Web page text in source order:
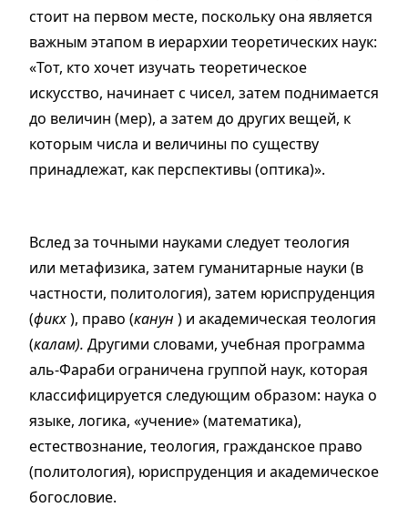
стоит на первом месте, поскольку она является
важным этапом в иерархии теоретических наук:
«Тот, кто хочет изучать теоретическое
искусство, начинает с чисел, затем поднимается
до величин (мер), а затем до других вещей, к
которым числа и величины по существу
принадлежат, как перспективы (оптика)».
Вслед за точными науками следует теология
или метафизика, затем гуманитарные науки (в
частности, политология), затем юриспруденция
(фикх), право (канун ) и академическая теология
(калам). Другими словами, учебная программа
аль-Фараби ограничена группой наук, которая
классифицируется следующим образом: наука о
языке, логика, «учение» (математика),
естествознание, теология, гражданское право
(политология), юриспруденция и академическое
богословие.